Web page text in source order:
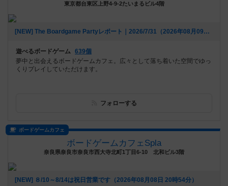
東京都台東区上野4-9-2たいまるビル4階
[NEW] The Boardgame Partyレポート｜2026/7/31（2026年08月09日 11時19分）
遊べるボードゲーム 639個
夢中と出会えるボードゲームカフェ。広々として落ち着いた空間でゆっ
くりプレイしていただけます。
フォローする
ボードゲームカフェ
ボードゲームカフェSpla
奈良県奈良市奈良市西大寺北町1丁目6-10 北和ビル3階
[NEW] ８/10～8/14は祝日営業です（2026年08月08日 20時54分）